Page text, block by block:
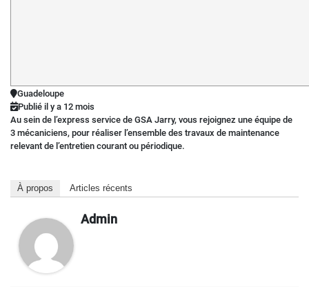
Guadeloupe
Publié il y a 12 mois
Au sein de l’express service de GSA Jarry, vous rejoignez une équipe de
3 mécaniciens, pour réaliser l’ensemble des travaux de maintenance
relevant de l’entretien courant ou périodique.
À propos Articles récents
Admin